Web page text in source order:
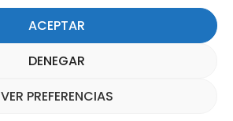
ACEPTAR
DENEGAR
VER PREFERENCIAS